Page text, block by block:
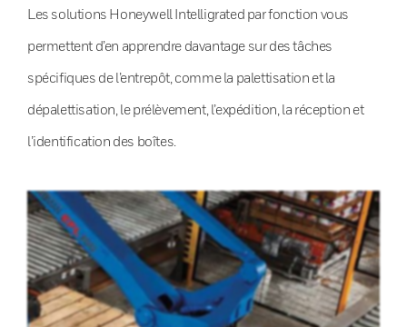
Les solutions Honeywell Intelligrated par fonction vous
permettent d’en apprendre davantage sur des tâches
spécifiques de l’entrepôt, comme la palettisation et la
dépalettisation, le prélèvement, l’expédition, la réception et
l’identification des boîtes.